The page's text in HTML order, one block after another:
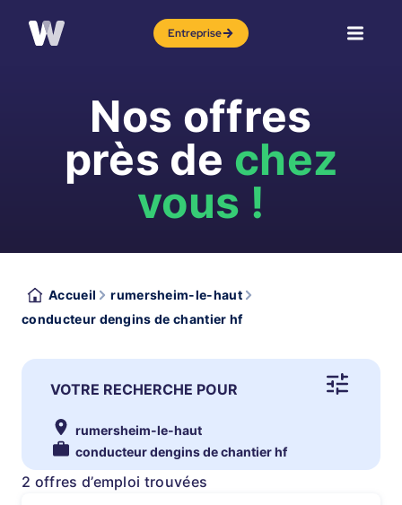
Entreprise
Nos offres
près de chez
vous !
Accueil
rumersheim-le-haut
conducteur dengins de chantier hf
VOTRE RECHERCHE POUR
rumersheim-le-haut
conducteur dengins de chantier hf
2 offres d’emploi trouvées